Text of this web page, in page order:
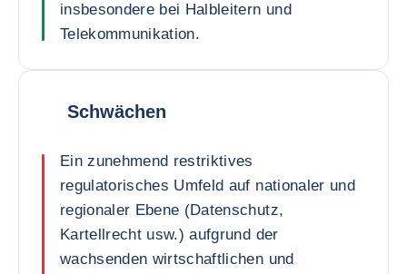
insbesondere bei Halbleitern und
Telekommunikation.
Schwächen
Ein zunehmend restriktives
regulatorisches Umfeld auf nationaler und
regionaler Ebene (Datenschutz,
Kartellrecht usw.) aufgrund der
wachsenden wirtschaftlichen und